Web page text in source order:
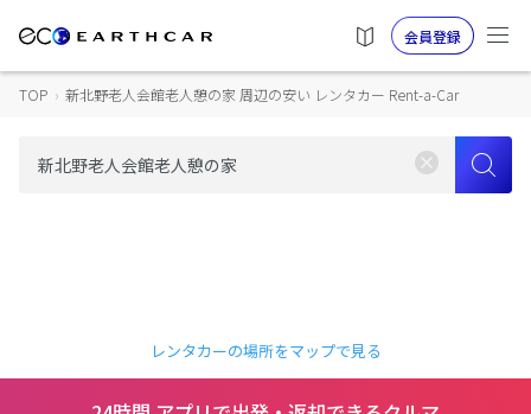
会員登録
TOP › 新北野老人会館老人憩の家 周辺の安い レンタカー Rent-a-Car
レンタカーの場所をマップで見る